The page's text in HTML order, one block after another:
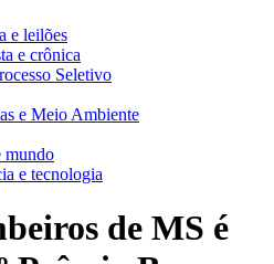
e leilões
e crônica
Seletivo
e Meio Ambiente
mundo
e tecnologia
de MS é